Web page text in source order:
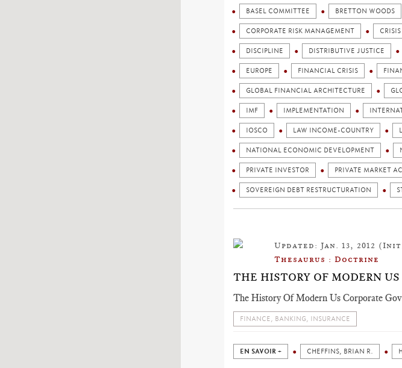
BASEL COMMITTEE BRETTON WOODS
CORPORATE RISK MANAGEMENT
DISCIPLINE DISTRIBUTIVE JUSTICE
EUROPE FINANCIAL CRISIS
GLOBAL FINANCIAL ARCHITECTURE
IMF IMPLEMENTATION
IOSCO LAW INCOME-COUNTRY
NATIONAL ECONOMIC DEVELOPMENT
PRIVATE INVESTOR PRIVATE MARKET
SOVEREIGN DEBT RESTRUCTURATION
Updated: Jan. 13, 2012
Thesaurus : Doctrine
THE HISTORY OF MODERN
The History Of Modern Us Corporate
FINANCE, BANKING, INSURANCE
EN SAVOIR + CHEFFINS, BRIAN R.